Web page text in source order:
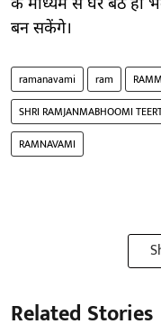
के माध्यम से घर बैठे ही
बन सकेंगे।
ramanavami ram
SHRI RAMJANMABHOOMI
RAMNAVAMI
Related Stories